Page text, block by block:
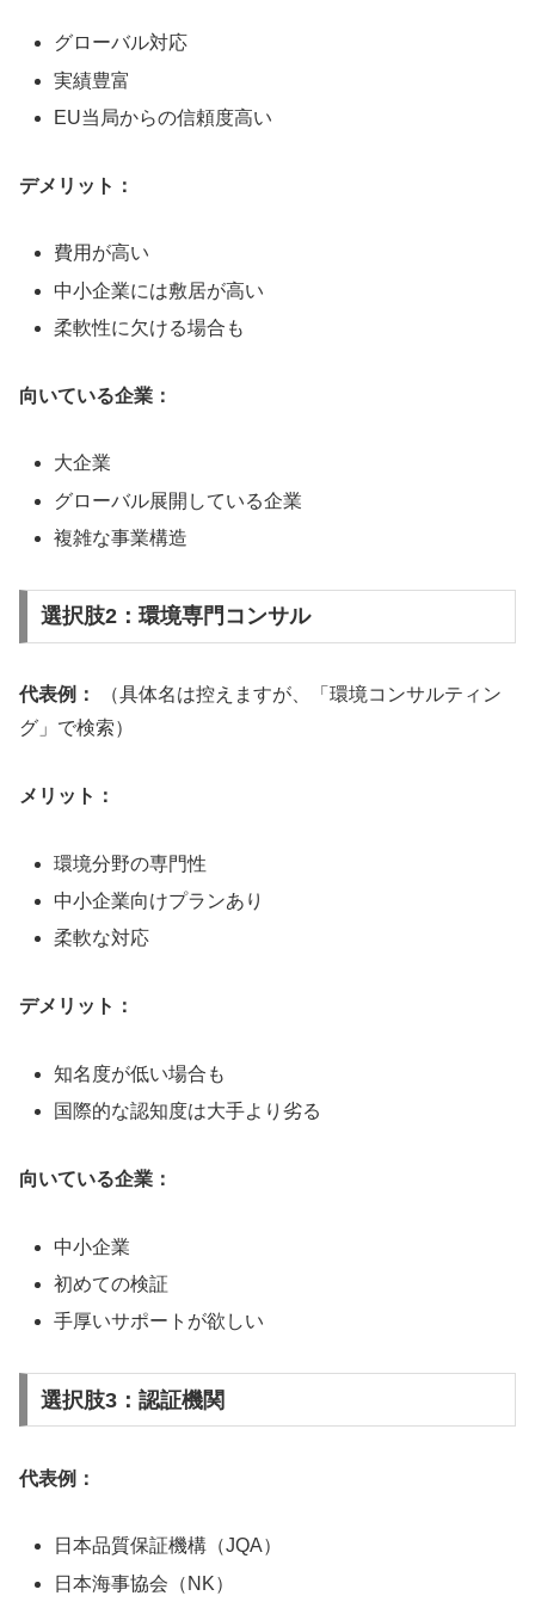
グローバル対応
実績豊富
EU当局からの信頼度高い
デメリット：
費用が高い
中小企業には敷居が高い
柔軟性に欠ける場合も
向いている企業：
大企業
グローバル展開している企業
複雑な事業構造
選択肢2：環境専門コンサル
代表例：
（具体名は控えますが、「環境コンサルティン
グ」で検索）
メリット：
環境分野の専門性
中小企業向けプランあり
柔軟な対応
デメリット：
知名度が低い場合も
国際的な認知度は大手より劣る
向いている企業：
中小企業
初めての検証
手厚いサポートが欲しい
選択肢3：認証機関
代表例：
日本品質保証機構（JQA）
日本海事協会（NK）